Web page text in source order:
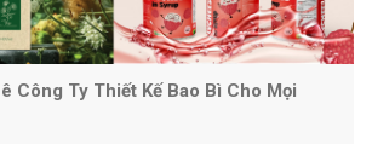
Công Ty Thiết Kế Bao Bì Cho Mọi